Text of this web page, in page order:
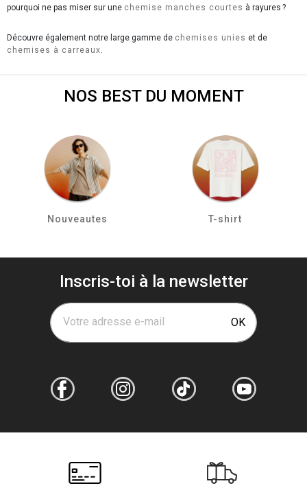
pourquoi ne pas miser sur une chemise manches courtes à rayures ?
Découvre également notre large gamme de chemises unies et de
chemises à carreaux.
NOS BEST DU MOMENT
Nouveautes T-shirt
Inscris-toi à la newsletter
Votre adresse e-mail OK